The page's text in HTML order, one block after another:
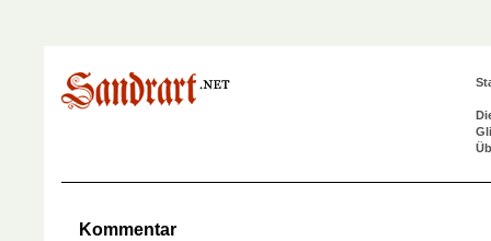
Kommentar